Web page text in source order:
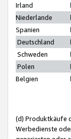
Irland
Niederlande
Spanien
Deutschland
Schweden
Polen
Belgien
(d) Produktkäufe
Werbedienste